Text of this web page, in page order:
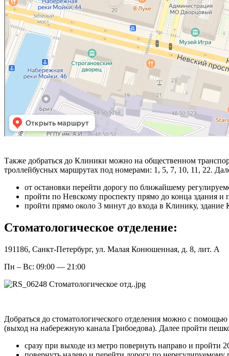
Также добраться до Клиники можно на общественном
троллейбусных маршрутах под номерами: 1, 5, 7, 10, 11, 22.
от остановки перейти дорогу по ближайшему
пройти по Невскому проспекту прямо до конца здания
пройти прямо около 3 минут до входа в Клинику,
Стоматологическое отделение:
191186, Санкт-Петербург, ул. Малая Конюшенная, д. 8, лит. А
Пн – Вс: 09:00 — 21:00
Добраться до стоматологического отделения можно с
(выход на набережную канала Грибоедова). Далее пройти
сразу при выходе из метро повернуть направо и пройти